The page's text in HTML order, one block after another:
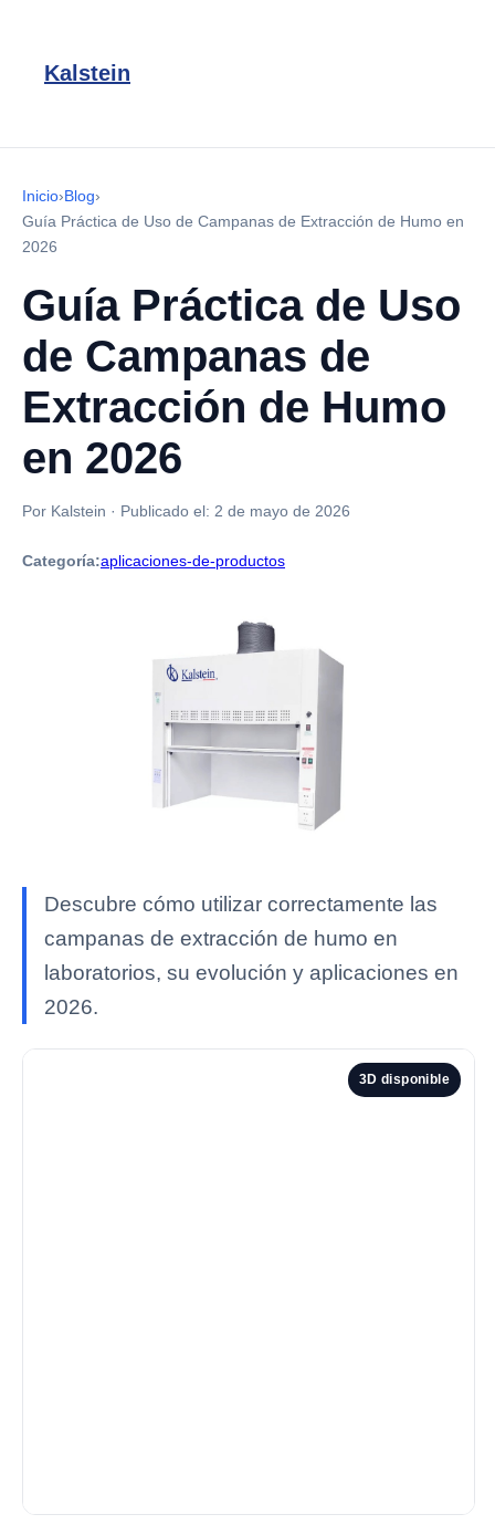
Kalstein
Inicio›Blog›
Guía Práctica de Uso de Campanas de Extracción de Humo en
2026
Guía Práctica de Uso
de Campanas de
Extracción de Humo
en 2026
Por Kalstein · Publicado el: 2 de mayo de 2026
Categoría:aplicaciones-de-productos
Descubre cómo utilizar correctamente las
campanas de extracción de humo en
laboratorios, su evolución y aplicaciones en
2026.
3D disponible